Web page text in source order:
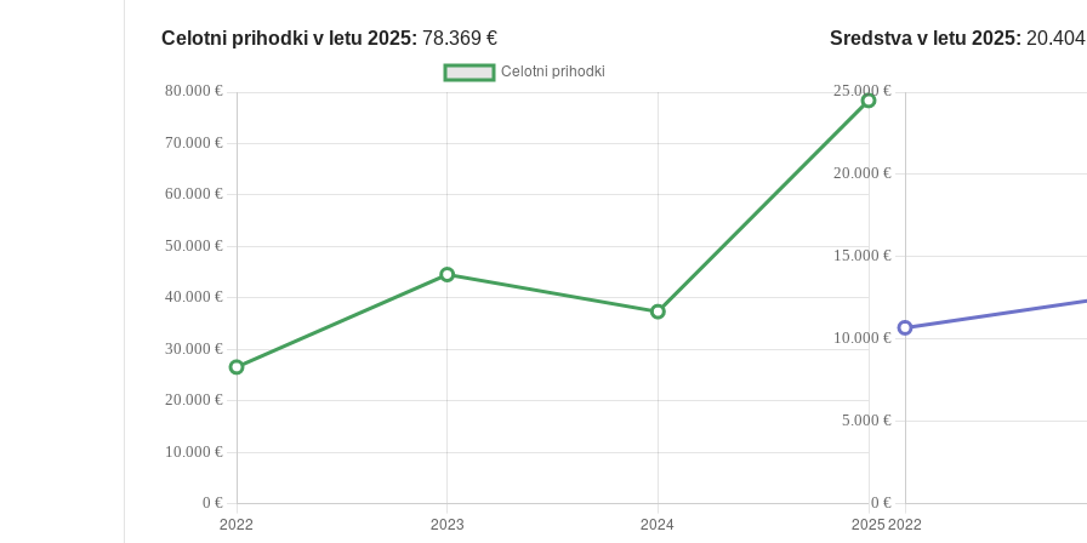
Celotni prihodki v letu 2025: 78.369 € Sredstva v letu 2025: